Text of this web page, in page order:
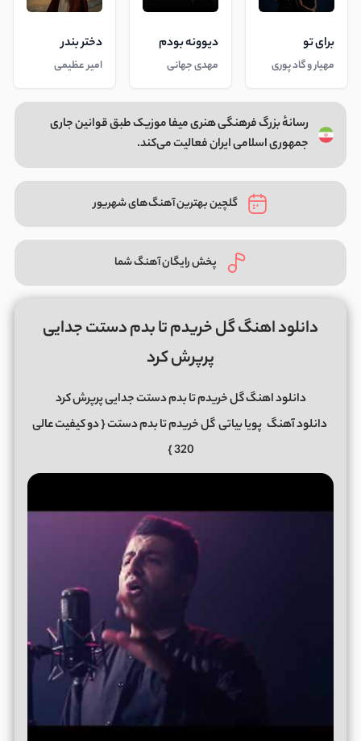
برای تو
مهیار و گاد پوری
دیوونه بودم
مهدی جهانی
دختر بندر
امیر عظیمی
رسانهٔ بزرگ فرهنگی هنری میفا موزیک طبق قوانین جاری
جمهوری اسلامی ایران فعالیت می‌کند.
گلچین بهترین آهنگ‌های شهریور
پخش رایگان آهنگ شما
دانلود اهنگ گل خریدم تا بدم دستت جدایی
پرپرش کرد
دانلود اهنگ گل خریدم تا بدم دستت جدایی پرپرش کرد
دانلود آهنگ پویا بیاتیگل خریدم تا بدم دستت{ دو کیفیت عالی
320 }